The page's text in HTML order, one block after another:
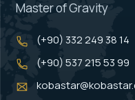
Master of Gravity
(+90) 332 249 38 14
(+90) 537 215 53 99